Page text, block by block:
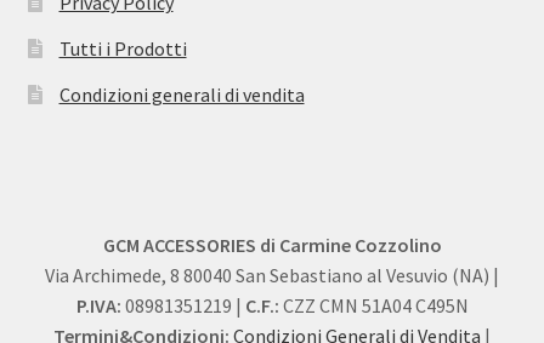
Tutti i Prodotti
Condizioni generali di vendita
GCM ACCESSORIES di Carmine Cozzolino
Via Archimede, 8 80040 San Sebastiano al Vesuvio (NA) |
P.IVA: 08981351219 | C.F.: CZZ CMN 51A04 C495N
Termini&Condizioni: Condizioni Generali di Vendita |